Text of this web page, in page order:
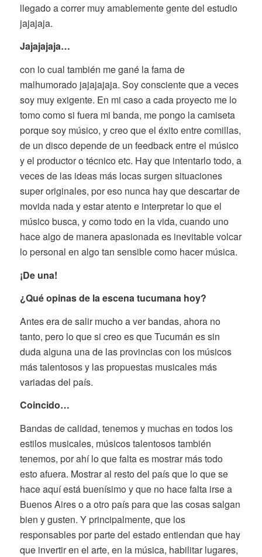
llegado a correr muy amablemente gente del estudio
jajajaja.
Jajajajaja…
con lo cual también me gané la fama de
malhumorado jajajajaja. Soy consciente que a veces
soy muy exigente. En mi caso a cada proyecto me lo
tomo como si fuera mi banda, me pongo la camiseta
porque soy músico, y creo que el éxito entre comillas,
de un disco depende de un feedback entre el músico
y el productor o técnico etc. Hay que intentarlo todo, a
veces de las ideas más locas surgen situaciones
super originales, por eso nunca hay que descartar de
movida nada y estar atento e interpretar lo que el
músico busca, y como todo en la vida, cuando uno
hace algo de manera apasionada es inevitable volcar
lo personal en algo tan sensible como hacer música.
¡De una!
¿Qué opinas de la escena tucumana hoy?
Antes era de salir mucho a ver bandas, ahora no
tanto, pero lo que si creo es que Tucumán es sin
duda alguna una de las provincias con los músicos
más talentosos y las propuestas musicales más
variadas del país.
Coincido…
Bandas de calidad, tenemos y muchas en todos los
estilos musicales, músicos talentosos también
tenemos, por ahí lo que falta es mostrar más todo
esto afuera. Mostrar al resto del país que lo que se
hace aquí está buenísimo y que no hace falta irse a
Buenos Aires o a otro país para que las cosas salgan
bien y gusten. Y principalmente, que los
responsables por parte del estado entiendan que hay
que invertir en el arte, en la música, habilitar lugares,